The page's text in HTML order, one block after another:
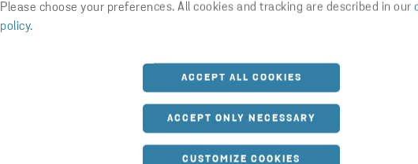
Please choose your preferences. All cookies and tracking are described in our
policy.
ACCEPT ALL COOKIES
ACCEPT ONLY NECESSARY
CUSTOMIZE COOKIES